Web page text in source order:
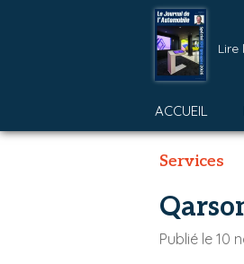
Lire
ACCUEIL
Services
Publié le 10